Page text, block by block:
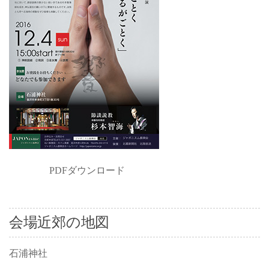
PDFダウンロード
会場近郊の地図
石浦神社